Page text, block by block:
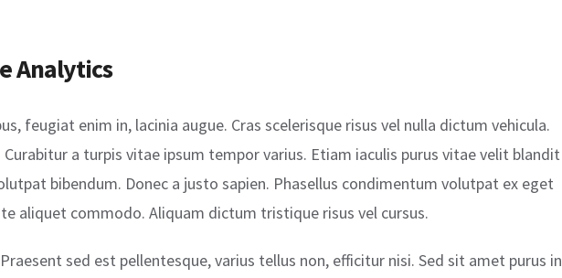
Analytics
feugiat enim in, lacinia augue. Cras scelerisque risus vel nulla dictum vehicula.
Curabitur a turpis vitae ipsum tempor varius. Etiam iaculis purus vitae velit blandit
bibendum. Donec a justo sapien. Phasellus condimentum volutpat ex eget
aliquet commodo. Aliquam dictum tristique risus vel cursus.
sed est pellentesque, varius tellus non, efficitur nisi. Sed sit amet purus in